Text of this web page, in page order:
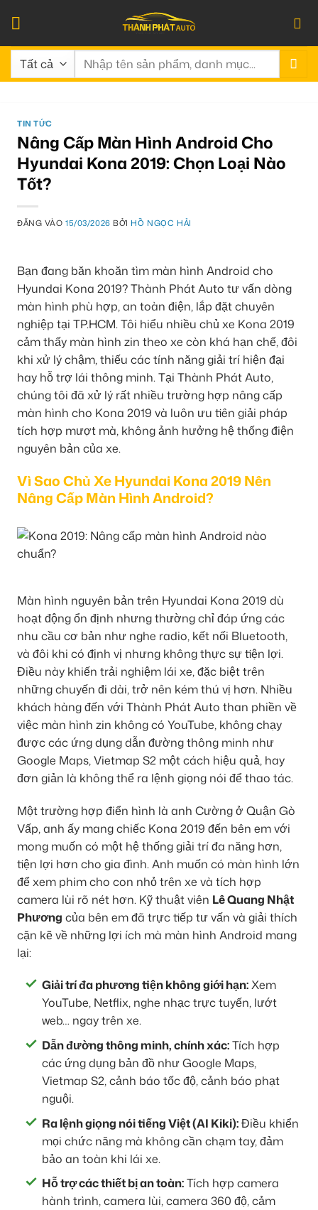
qua
nội
dung
Tìm
TIN TỨC
Nâng Cấp Màn Hình Android Cho
Hyundai Kona 2019: Chọn Loại Nào
Tốt?
ĐĂNG VÀO15/03/2026 BỞI HỒ NGỌC HẢI
Bạn đang băn khoăn tìm màn hình Android cho
Hyundai Kona 2019? Thành Phát Auto tư vấn dòng
màn hình phù hợp, an toàn điện, lắp đặt chuyên
nghiệp tại TP.HCM. Tôi hiểu nhiều chủ xe Kona 2019
cảm thấy màn hình zin theo xe còn khá hạn chế, đôi
khi xử lý chậm, thiếu các tính năng giải trí hiện đại
hay hỗ trợ lái thông minh. Tại Thành Phát Auto,
chúng tôi đã xử lý rất nhiều trường hợp nâng cấp
màn hình cho Kona 2019 và luôn ưu tiên giải pháp
tích hợp mượt mà, không ảnh hưởng hệ thống điện
nguyên bản của xe.
Vì Sao Chủ Xe Hyundai Kona 2019 Nên
Nâng Cấp Màn Hình Android?
Màn hình nguyên bản trên Hyundai Kona 2019 dù
hoạt động ổn định nhưng thường chỉ đáp ứng các
nhu cầu cơ bản như nghe radio, kết nối Bluetooth,
và đôi khi có định vị nhưng không thực sự tiện lợi.
Điều này khiến trải nghiệm lái xe, đặc biệt trên
những chuyến đi dài, trở nên kém thú vị hơn. Nhiều
khách hàng đến với Thành Phát Auto than phiền về
việc màn hình zin không có YouTube, không chạy
được các ứng dụng dẫn đường thông minh như
Google Maps, Vietmap S2 một cách hiệu quả, hay
đơn giản là không thể ra lệnh giọng nói để thao tác.
Một trường hợp điển hình là anh Cường ở Quận Gò
Vấp, anh ấy mang chiếc Kona 2019 đến bên em với
mong muốn có một hệ thống giải trí đa năng hơn,
tiện lợi hơn cho gia đình. Anh muốn có màn hình lớn
để xem phim cho con nhỏ trên xe và tích hợp
camera lùi rõ nét hơn. Kỹ thuật viên Lê Quang Nhật
Phương của bên em đã trực tiếp tư vấn và giải thích
cặn kẽ về những lợi ích mà màn hình Android mang
lại:
Giải trí đa phương tiện không giới hạn:Xem
YouTube, Netflix, nghe nhạc trực tuyến, lướt
web… ngay trên xe.
Dẫn đường thông minh, chính xác:Tích hợp
các ứng dụng bản đồ như Google Maps,
Vietmap S2, cảnh báo tốc độ, cảnh báo phạt
nguội.
Ra lệnh giọng nói tiếng Việt (AI Kiki):Điều khiển
mọi chức năng mà không cần chạm tay, đảm
bảo an toàn khi lái xe.
Hỗ trợ các thiết bị an toàn:Tích hợp camera
hành trình, camera lùi, camera 360 độ, cảm